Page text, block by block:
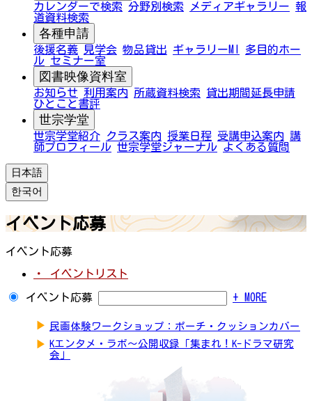
カレンダーで検索 分野別検索 メディアギャラリー 報
道資料検索
各種申請
後援名義 見学会 物品貸出 ギャラリーMI
多目的ホー
ル セミナー室
図書映像資料室
お知らせ 利用案内 所蔵資料検索
貸出期間延長申請
ひとこと書評
世宗学堂
世宗学堂紹介 クラス案内 授業日程 受講申込案内 講
師プロフィール 世宗学堂ジャーナル よくある質問
日本語
한국어
イベント応募
イベント応募
・ イベントリスト
イベント応募 + MORE
▶ 民画体験ワークショップ：ポーチ・クッションカバー
▶ Kエンタメ・ラボ～公開収録「集まれ！K-ドラマ研究
会」